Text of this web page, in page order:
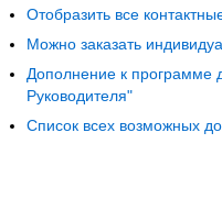
Отобразить все
Можно заказать
Дополнение к программе
Руководителя"
Список всех возможных